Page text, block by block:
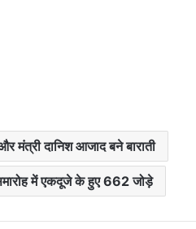
मंत्री दानिश आजाद बने बाराती
में एकदूजे के हुए 662 जोड़े